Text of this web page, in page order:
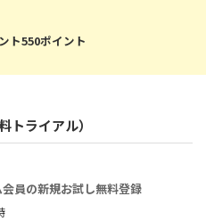
ト550ポイント
トライアル）
員の新規お試し無料登録